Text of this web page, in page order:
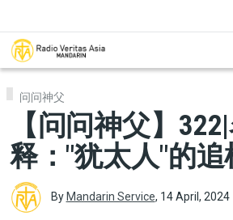
问问神父
【问问神父】
释："犹太人"的
By Mandarin Service, 14 April, 2024